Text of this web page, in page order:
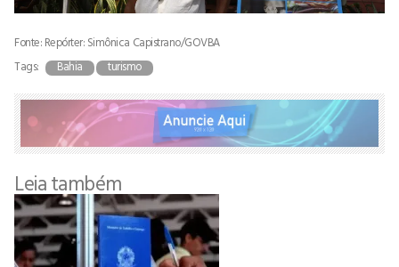
Fonte: Repórter: Simônica Capistrano/GOVBA
Tags:
Bahia turismo
Leia também